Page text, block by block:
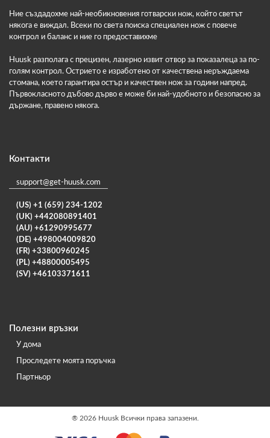
Ние създадохме най-необикновения готварски нож, който светът
някога е виждал. Всеки по света поиска специален нож с повече
контрол и баланс и ние го предоставихме
Huusk разполага с прецизен, лазерно извит отвор за показалеца за по-
голям контрол. Острието е изработено от качествена неръждаема
стомана, което гарантира остър и качествен нож за години напред.
Първокласното дъбово дърво е може би най-удобното и безопасно за
държане, правено някога.
Контакти
support@get-huusk.com
(US) +1 (659) 234-1202
(UK) +442080891401
(AU) +61290995677
(DE) +498004009820
(FR) +33800960245
(PL) +48800005495
(SV) +46103371611
Полезни връзки
У дома
Проследете моята поръчка
Партньор
® 2026 Huusk Всички права запазени.